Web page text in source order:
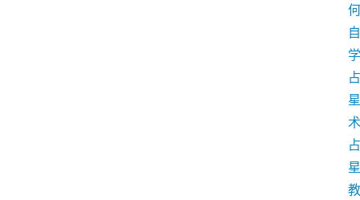
何
自
学
占
星
术
占
星
教